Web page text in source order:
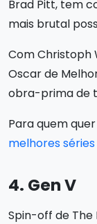
Brad Pitt, tem
mais brutal
Com Christoph
Oscar de
obra-prima de
Para quem
melhores
4. Gen V
Spin-off de The